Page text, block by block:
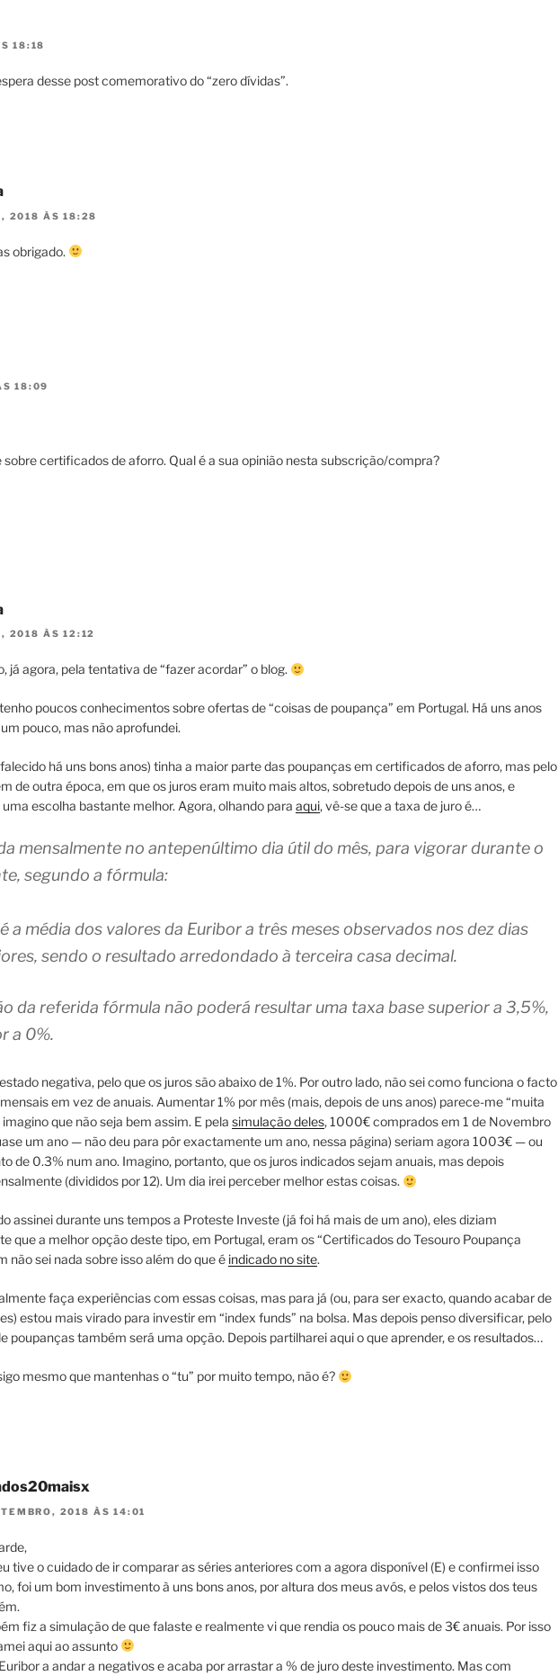
18:18
desse post comemorativo do “zero dívidas”.
2018 ÀS 18:28
obrigado.
18:09
certificados de aforro. Qual é a sua opinião nesta subscrição/compra?
2018 ÀS 12:12
já agora, pela tentativa de “fazer acordar” o blog.
poucos conhecimentos sobre ofertas de “coisas de poupança” em Portugal. Há uns anos
pouco, mas não aprofundei.
há uns bons anos) tinha a maior parte das poupanças em certificados de aforro, mas pelo
de outra época, em que os juros eram muito mais altos, sobretudo depois de uns anos, e
escolha bastante melhor. Agora, olhando para aqui, vê-se que a taxa de juro é…
mensalmente no antepenúltimo dia útil do mês, para vigorar durante o
segundo a fórmula:
a média dos valores da Euribor a três meses observados nos dez dias
sendo o resultado arredondado à terceira casa decimal.
da referida fórmula não poderá resultar uma taxa base superior a 3,5%,
a 0%.
negativa, pelo que os juros são abaixo de 1%. Por outro lado, não sei como funciona o facto
em vez de anuais. Aumentar 1% por mês (mais, depois de uns anos) parece-me “muita
que não seja bem assim. E pela simulação deles, 1000€ comprados em 1 de Novembro
um ano — não deu para pôr exactamente um ano, nessa página) seriam agora 1003€ — ou
de 0.3% num ano. Imagino, portanto, que os juros indicados sejam anuais, mas depois
(divididos por 12). Um dia irei perceber melhor estas coisas.
assinei durante uns tempos a Proteste Investe (já foi há mais de um ano), eles diziam
que a melhor opção deste tipo, em Portugal, eram os “Certificados do Tesouro Poupança
não sei nada sobre isso além do que é indicado no site.
faça experiências com essas coisas, mas para já (ou, para ser exacto, quando acabar de
estou mais virado para investir em “index funds” na bolsa. Mas depois penso diversificar, pelo
poupanças também será uma opção. Depois partilharei aqui o que aprender, e os resultados…
mesmo que mantenhas o “tu” por muito tempo, não é?
2018 ÀS 14:01
tive o cuidado de ir comparar as séries anteriores com a agora disponível (E) e confirmei isso
foi um bom investimento à uns bons anos, por altura dos meus avós, e pelos vistos dos teus
fiz a simulação de que falaste e realmente vi que rendia os pouco mais de 3€ anuais. Por isso
aqui ao assunto
a andar a negativos e acaba por arrastar a % de juro deste investimento. Mas com